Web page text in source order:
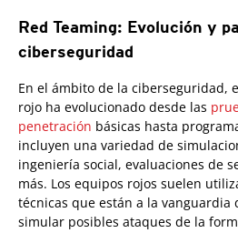
Red Teaming: Evolución y
ciberseguridad
En el ámbito de la ciberseguridad,
rojo ha evolucionado desde las
penetración básicas hasta
incluyen una variedad de
ingeniería social, evaluaciones de
más. Los equipos rojos suelen
técnicas que están a la vanguardia
simular posibles ataques de la